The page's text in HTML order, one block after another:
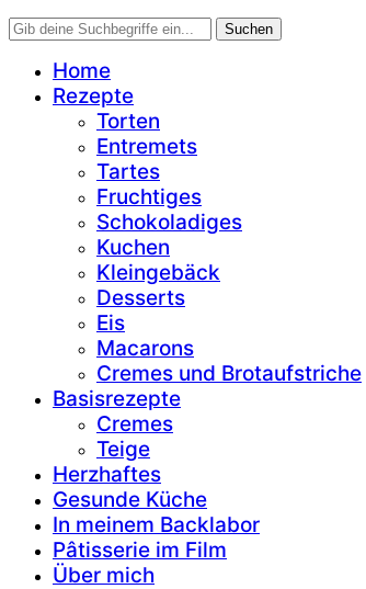
Home
Rezepte
Torten
Entremets
Tartes
Fruchtiges
Schokoladiges
Kuchen
Kleingebäck
Desserts
Eis
Macarons
Cremes und Brotaufstriche
Basisrezepte
Cremes
Teige
Herzhaftes
Gesunde Küche
In meinem Backlabor
Pâtisserie im Film
Über mich